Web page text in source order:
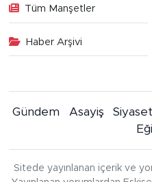
Tüm Manşetler
Haber Arşivi
Gündem Asayiş Siyaset
Sitede yayınlanan içerik ve